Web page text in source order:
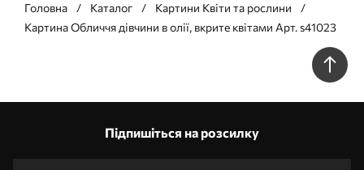
Головна Каталог
Картини Квіти та рослини
Картина Обличчя дівчини в олії, вкрите квітами Арт. s41023
Підпишіться на розсилку